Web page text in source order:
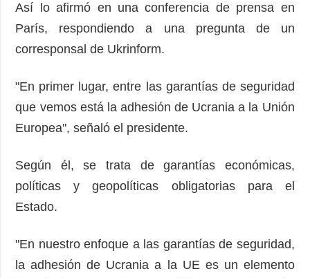
Así lo afirmó en una conferencia de prensa en
París, respondiendo a una pregunta de un
corresponsal de Ukrinform.
"En primer lugar, entre las garantías de seguridad
que vemos está la adhesión de Ucrania a la Unión
Europea", señaló el presidente.
Según él, se trata de garantías económicas,
políticas y geopolíticas obligatorias para el
Estado.
"En nuestro enfoque a las garantías de seguridad,
la adhesión de Ucrania a la UE es un elemento